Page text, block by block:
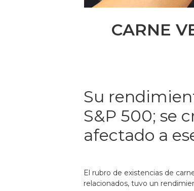
CARNE
Su
S&P 500; se
afectado a
El rubro de existencias de
relacionados, tuvo un